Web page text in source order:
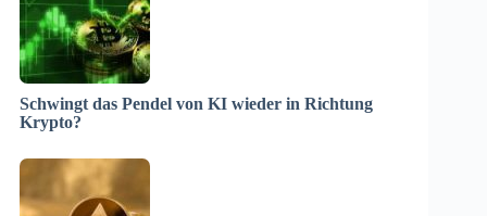
Schwingt das Pendel von KI wieder in Richtung
Krypto?